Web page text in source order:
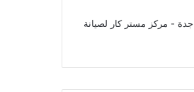
- مركز مستر كار لصيانة